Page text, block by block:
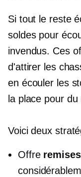
Si tout le reste
soldes pour
invendus. Ces
d'attirer les
en écouler les
la place pour du
Voici deux
Offre